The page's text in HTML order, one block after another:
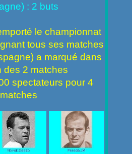
: 2 buts
le championnat
tous ses matches
a marqué dans
des 2 matches
spectateurs pour 4
matches